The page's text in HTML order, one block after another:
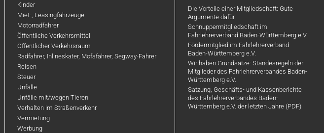
Kinder
Miet-, Leasingfahrzeuge
Motorradfahrer
Öffentliche Verkehrsmittel
Öffentlicher Verkehrsraum
Radfahrer, Inlineskater, Mofafahrer, Segway-Fahrer
Reisen
Steuer
Unfälle
Unfälle mit/wegen Tieren
Verhalten im Straßenverkehr
Vermietung
Werbung
Die Vorteile einer Mitgliedschaft: Gute
Argumente dafür
Schnuppermitgliedschaft im
Fahrlehrerverband Baden-Württemberg e.V.
Fördermitglied im Fahrlehrerverband
Baden-Württemberg e.V.
Wir haben Grundsätze: Standesregeln der
Mitglieder des Fahrlehrerverbandes Baden-
Württemberg e.V.
Satzung, Geschäfts- und Kassenberichte
des Fahrlehrerverbandes Baden-
Württemberg e.V. der letzten Jahre (PDF)